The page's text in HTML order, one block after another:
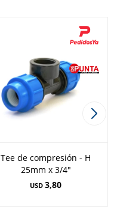
Tee de compresión - H
25mm x 3/4"
USD 3,80